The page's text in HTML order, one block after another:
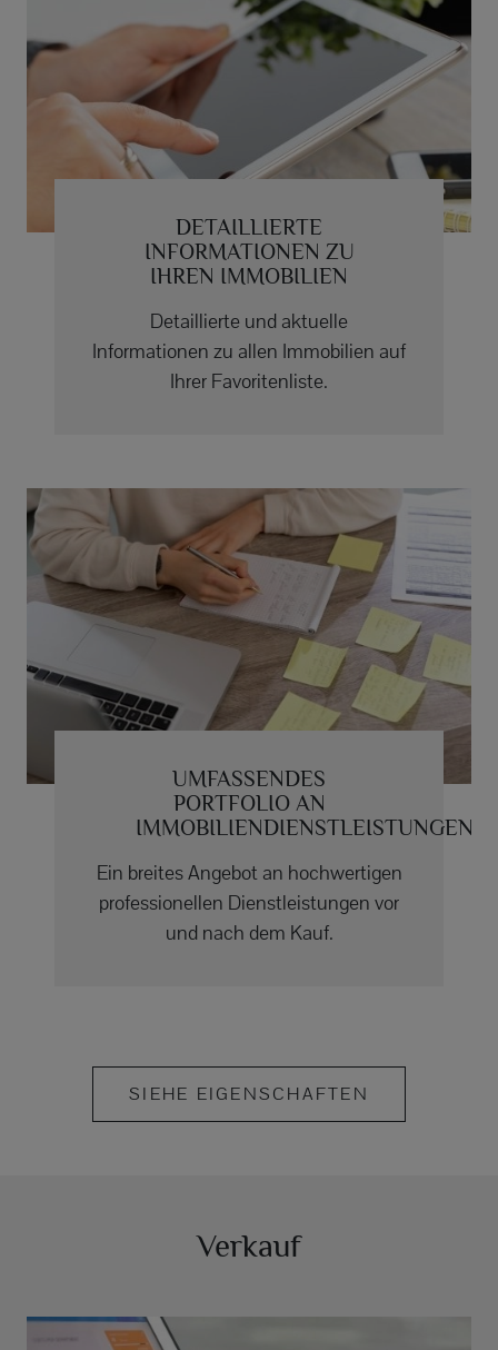
DETAILLIERTE
INFORMATIONEN ZU
IHREN IMMOBILIEN
Detaillierte und aktuelle
Informationen zu allen Immobilien auf
Ihrer Favoritenliste.
UMFASSENDES
PORTFOLIO AN
IMMOBILIENDIENSTLEISTUNGEN
Ein breites Angebot an hochwertigen
professionellen Dienstleistungen vor
und nach dem Kauf.
SIEHE EIGENSCHAFTEN
Verkauf